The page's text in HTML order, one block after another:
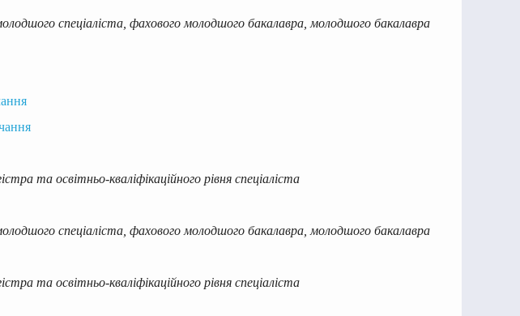
спеціаліста, фахового молодшого бакалавра, молодшого бакалавра
та освітньо-кваліфікаційного рівня спеціаліста
спеціаліста, фахового молодшого бакалавра, молодшого бакалавра
та освітньо-кваліфікаційного рівня спеціаліста